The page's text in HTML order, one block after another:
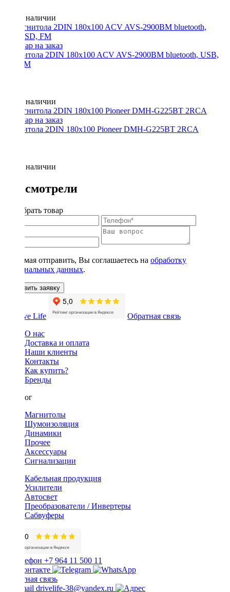
Нет в наличии
Магнитола 2DIN 180x100 ACV AVS-2900BM bluetooth, USB,
SD, FM
Нет в наличии
Магнитола 2DIN 180x100 Pioneer DMH-G225BT 2RCA
Нет в наличии
Вы смотрели
Подобрать товар
Нажимая отправить, Вы соглашаетесь на обработку
персональных данных.
Оставить заявку
Обратная связь
О нас
Доставка и оплата
Наши клиенты
Контакты
Как купить?
Бренды
Каталог
Магнитолы
Шумоизоляция
Динамики
Прочее
Аксессуары
Сигнализации
Кабельная продукция
Усилители
Автосвет
Преобразователи / Инвертеры
Сабвуферы
+7 964 11 500 11
Обратная связь
drivelife-38@yandex.ru